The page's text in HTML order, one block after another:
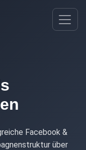
Facebook &
über